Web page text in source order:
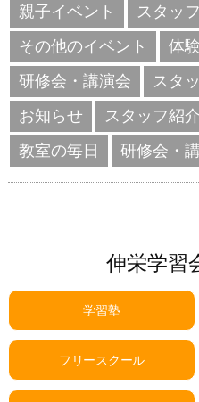
親子イベント
スタッ
その他のイベント
体
研修会・講演会
スタ
お知らせ
スタッフ紹介
教室の毎日
研修会・
伸栄学習
学習塾
フリースクール